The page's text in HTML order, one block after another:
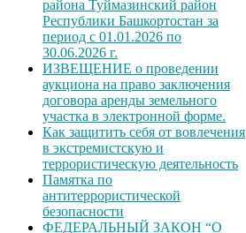
района Туймазинский район
Республики Башкортостан за
период с 01.01.2026 по
30.06.2026 г.
ИЗВЕЩЕНИЕ о проведении
аукциона на право заключения
договора аренды земельного
участка в электронной форме.
Как защитить себя от вовлечения
в экстремистскую и
террористическую деятельность
Памятка по
антитеррористической
безопасности
ФЕДЕРАЛЬНЫЙ ЗАКОН “О